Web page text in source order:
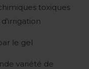
toxiques
le gel
variété de